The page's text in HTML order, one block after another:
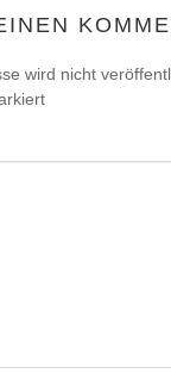
wird nicht